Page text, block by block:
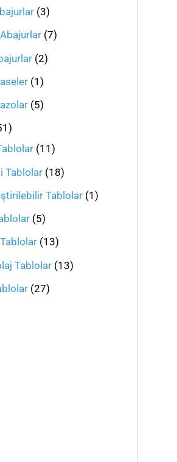
3
7
2
1
5
11
Tablolar 18
Tablolar 1
5
13
Tablolar 13
27